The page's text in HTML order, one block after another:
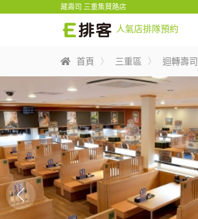
藏壽司 三重集賢路店
人氣店排隊預約
首頁 三重區 迴轉壽司